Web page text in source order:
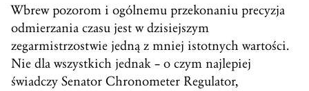
Wbrew pozorom i ogólnemu przekonaniu precyzja
odmierzania czasu jest w dzisiejszym
zegarmistrzostwie jedną z mniej istotnych wartości.
Nie dla wszystkich jednak – o czym najlepiej
świadczy Senator Chronometer Regulator,